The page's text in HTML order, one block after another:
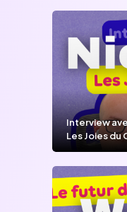
Interview
Les Joies du